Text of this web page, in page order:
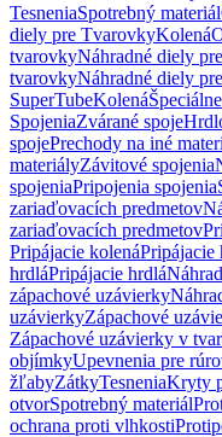
TesneniaSpotrebný materiál
diely pre TvarovkyKolená
tvarovkyNáhradné diely
tvarovkyNáhradné diely
SuperTubeKolená
SpojeniaZvárané spoje
spojePrechody na iné
materiályZávitové spojenia
spojeniaPripojenia spojenia
zariaďovacích predmetov
zariaďovacích predmetov
Pripájacie kolenáPripájacie
hrdláPripájacie hrdlá
zápachové uzávierky
uzávierkyZápachové
Zápachové uzávierky v
objímkyUpevnenia pre
žľabyZátkyTesneniaKryty
otvorSpotrebný materiál
ochrana proti vlhkosti